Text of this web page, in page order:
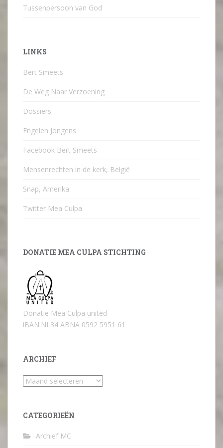
Tussenpersoon van God
LINKS
Bert Smeets
De Weg Naar Verzoening
Dossiers
Engelen Jongens
Facebook Bert Smeets
Mensenrechten in de kerk, België
Snap, Amerika
Twitter Mea Culpa
DONATIE MEA CULPA STICHTING
Donatie Mea Culpa united
iBAN:NL34 ABNA 0592 5951 61
ARCHIEF
Archief
CATEGORIEËN
Archief MC